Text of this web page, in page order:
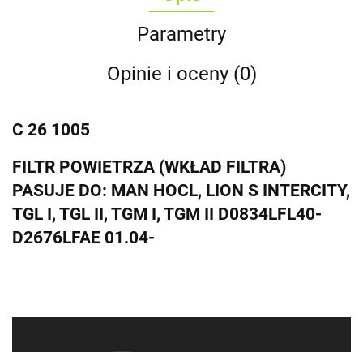
Parametry
Opinie i oceny (0)
C 26 1005
FILTR POWIETRZA (WKŁAD FILTRA)
PASUJE DO: MAN HOCL, LION S INTERCITY,
TGL I, TGL II, TGM I, TGM II D0834LFL40-
D2676LFAE 01.04-